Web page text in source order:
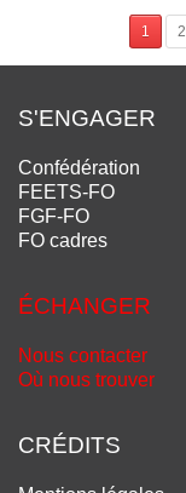
1 2
S'ENGAGER
Confédération
FEETS-FO
FGF-FO
FO cadres
ÉCHANGER
Nous contacter
Où nous trouver
CRÉDITS